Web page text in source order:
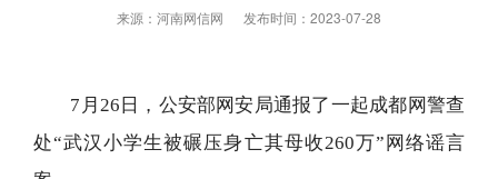
来源：河南网信网 发布时间： 2023-07-28
7月26日，公安部网安局通报了一起成都网警查
处“武汉小学生被碾压身亡其母收260万”网络谣言